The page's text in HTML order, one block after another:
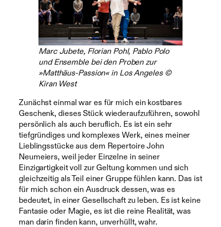
Marc Jubete, Florian Pohl, Pablo Polo
und Ensemble bei den Proben zur
»Matthäus-Passion« in Los Angeles ©
Kiran West
Zunächst einmal war es für mich ein kostbares
Geschenk, dieses Stück wiederaufzuführen, sowohl
persönlich als auch beruflich. Es ist ein sehr
tiefgründiges und komplexes Werk, eines meiner
Lieblingsstücke aus dem Repertoire John
Neumeiers, weil jeder Einzelne in seiner
Einzigartigkeit voll zur Geltung kommen und sich
gleichzeitig als Teil einer Gruppe fühlen kann. Das ist
für mich schon ein Ausdruck dessen, was es
bedeutet, in einer Gesellschaft zu leben. Es ist keine
Fantasie oder Magie, es ist die reine Realität, was
man darin finden kann, unverhüllt, wahr.